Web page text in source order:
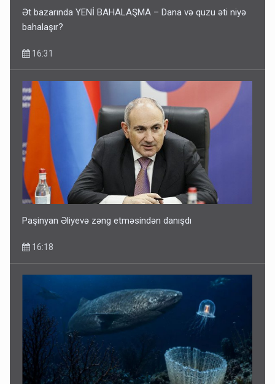
Ət bazarında YENİ BAHALAŞMA – Dana və quzu əti niyə
bahalaşır?
16:31
Paşinyan Əliyevə zəng etməsindən danışdı
16:18